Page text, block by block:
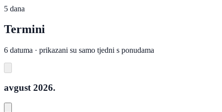
5 dana
Termini
6 datuma · prikazani su samo tjedni s ponudama
avgust 2026.